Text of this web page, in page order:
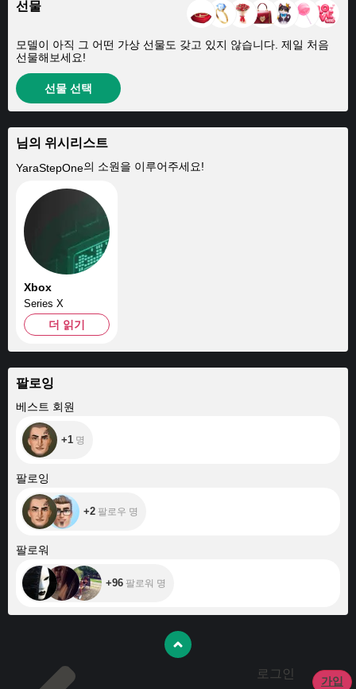
선물
모델이 아직 그 어떤 가상 선물도 갖고 있지 않습니다. 제일 처음
선물해보세요!
선물 선택
님의 위시리스트
YaraStepOne의 소원을 이루어주세요!
Xbox
Series X
더 읽기
팔로잉
베스트 회원
+1
+1 명
팔로잉
+2 팔로우 명
팔로워
+96 팔로워 명
로그인
가입